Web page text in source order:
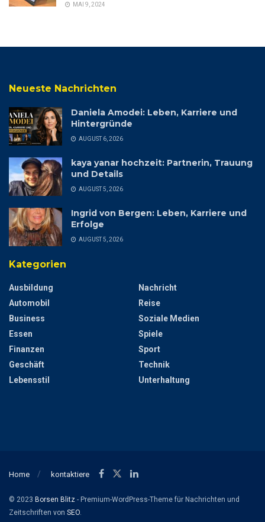
MAI 9, 2024
Neueste Nachrichten
Daniela Amodei: Leben, Karriere und
Hintergründe
AUGUST 6, 2026
kaya yanar hochzeit: Partnerin, Trauung
und Details
AUGUST 5, 2026
Ingrid von Bergen: Leben, Karriere und
Erfolge
AUGUST 5, 2026
Kategorien
Ausbildung
Automobil
Business
Essen
Finanzen
Geschäft
Lebensstil
Nachricht
Reise
Soziale Medien
Spiele
Sport
Technik
Unterhaltung
Home kontaktiere
© 2023 Borsen Blitz - Premium-WordPress-Theme für Nachrichten und
Zeitschriften von SEO.